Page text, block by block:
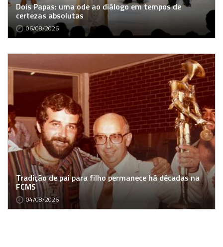
Dois Papas: uma ode ao diálogo em tempos de
certezas absolutas
06/08/2026
Tradição de pai para filho permanece há décadas na
FCMS
04/08/2026